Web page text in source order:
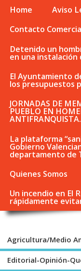
Home Aviso
Contacto
Detenido un
en una
El Ayuntamiento
los presupuestos
JORNADAS DE
PUEBLO EN
ANTIFRANQUISTA.
La plataforma
Gobierno
departamento de
Quienes Somos
Un incendio en El
rápidamente
Agricultura/Medio
Editorial-Opinión-